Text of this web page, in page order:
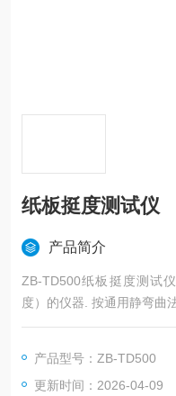
纸板挺度测试仪
产品简介
ZB-TD500纸板挺度测试
度）的仪器. 按通用静弯曲
本仪器是根据静弯曲原理
mN；或抗力与试验长度的
产品型号：ZB-TD500
更新时间：2026-04-09